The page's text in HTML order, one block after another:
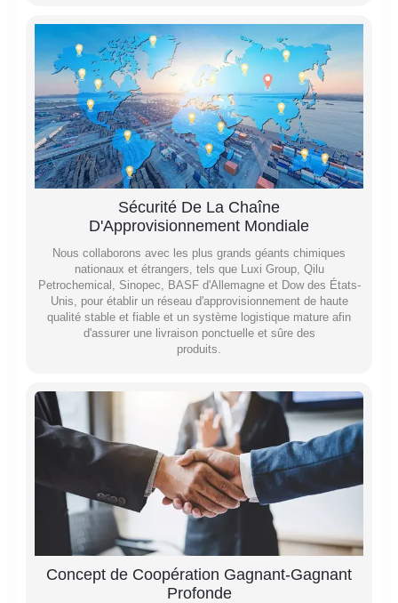
Sécurité De La Chaîne
D'Approvisionnement Mondiale
Nous collaborons avec les plus grands géants chimiques
nationaux et étrangers, tels que Luxi Group, Qilu
Petrochemical, Sinopec, BASF d'Allemagne et Dow des États-
Unis, pour établir un réseau d'approvisionnement de haute
qualité stable et fiable et un système logistique mature afin
d'assurer une livraison ponctuelle et sûre des
produits.
Concept de Coopération Gagnant-Gagnant
Profonde